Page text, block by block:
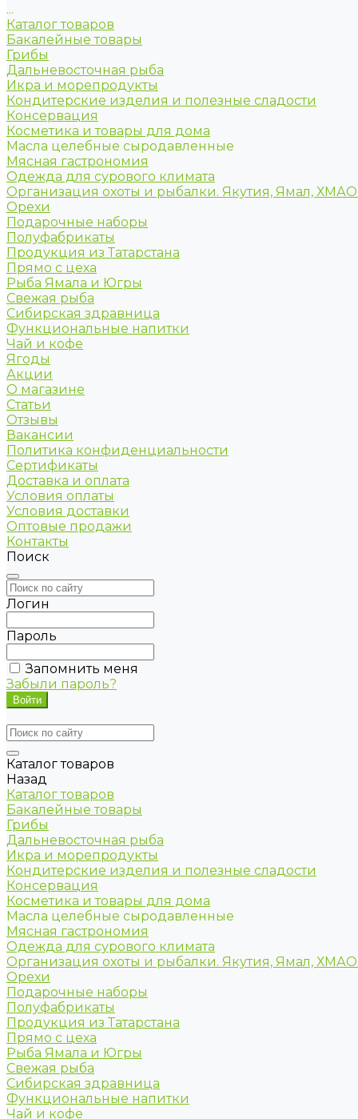
...
Каталог товаров
Бакалейные товары
Грибы
Дальневосточная рыба
Икра и морепродукты
Кондитерские изделия и полезные сладости
Консервация
Косметика и товары для дома
Масла целебные сыродавленные
Мясная гастрономия
Одежда для сурового климата
Организация охоты и рыбалки. Якутия, Ямал,
Орехи
Подарочные наборы
Полуфабрикаты
Продукция из Татарстана
Прямо с цеха
Рыба Ямала и Югры
Свежая рыба
Сибирская здравница
Функциональные напитки
Чай и кофе
Ягоды
Акции
О магазине
Статьи
Отзывы
Вакансии
Политика конфиденциальности
Сертификаты
Доставка и оплата
Условия оплаты
Условия доставки
Оптовые продажи
Контакты
Поиск
Логин
Пароль
Запомнить меня
Забыли пароль?
Каталог товаров
Назад
Каталог товаров
Бакалейные товары
Грибы
Дальневосточная рыба
Икра и морепродукты
Кондитерские изделия и полезные сладости
Консервация
Косметика и товары для дома
Масла целебные сыродавленные
Мясная гастрономия
Одежда для сурового климата
Организация охоты и рыбалки. Якутия, Ямал,
Орехи
Подарочные наборы
Полуфабрикаты
Продукция из Татарстана
Прямо с цеха
Рыба Ямала и Югры
Свежая рыба
Сибирская здравница
Функциональные напитки
Чай и кофе